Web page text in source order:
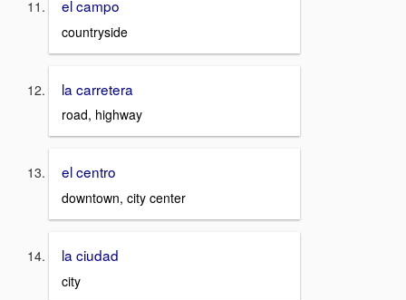
el campo
countryside
la carretera
road, highway
el centro
downtown, city center
la ciudad
city